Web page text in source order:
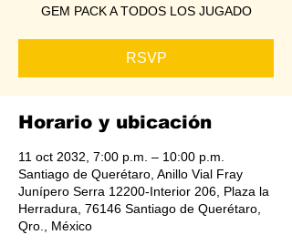
GEM PACK A TODOS LOS JUGADO
RSVP
Horario y ubicación
11 oct 2032, 7:00 p.m. – 10:00 p.m.
Santiago de Querétaro, Anillo Vial Fray
Junípero Serra 12200-Interior 206, Plaza la
Herradura, 76146 Santiago de Querétaro,
Qro., México